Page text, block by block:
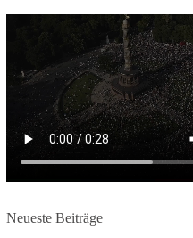
https://www.tiktok.com/
https://x.com/DieBasisLSA
https://www.youtube.com/
🟩🟩🟦🟦🟥🟥🟧🟧
Like, teile und kommentiere
damit noch mehr Menschen
wir stehen und warum es sich
Mehr Infos:https://diebasis-
Neueste Beiträge